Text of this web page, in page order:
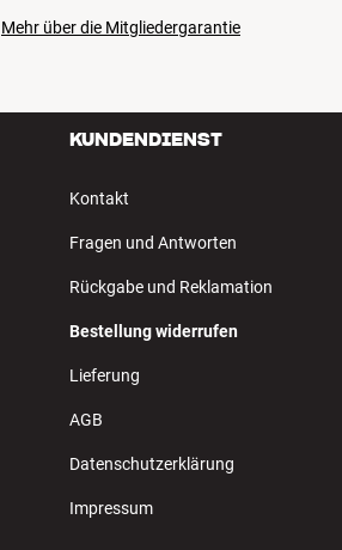
Mehr über die Mitgliedergarantie
KUNDENDIENST
Kontakt
Fragen und Antworten
Rückgabe und Reklamation
Bestellung widerrufen
Lieferung
AGB
Datenschutzerklärung
Impressum